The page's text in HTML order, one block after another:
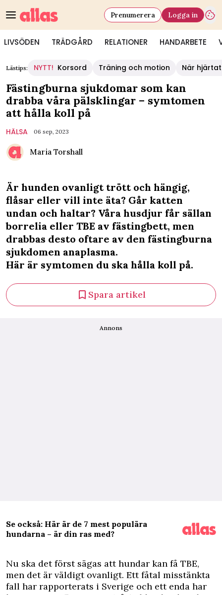
LIVSÖDEN TRÄDGÅRD RELATIONER HANDARBETE
Prenumerera Logga in
Lästips: NYTT! Korsord Träning och motion När
Fästingburna sjukdomar som kan
drabba våra pälsklingar – symtomen
att hålla koll på
HÄLSA 06 sep, 2023
Maria Torshall
Är hunden ovanligt trött och hängig,
flåsar eller vill inte äta? Går katten
undan och haltar? Våra husdjur får sällan
borrelia eller TBE av fästingbett, men
drabbas desto oftare av den fästingburna
sjukdomen anaplasma.
Här är symtomen du ska hålla koll på.
Spara artikel
Annons
Se också: Här är de 7 mest populära
hundarna – är din ras med?
Nu ska det först sägas att hundar kan få TBE,
men det är väldigt ovanligt. Ett fåtal misstänkta
fall har rapporterats i Sverige och ett enda har